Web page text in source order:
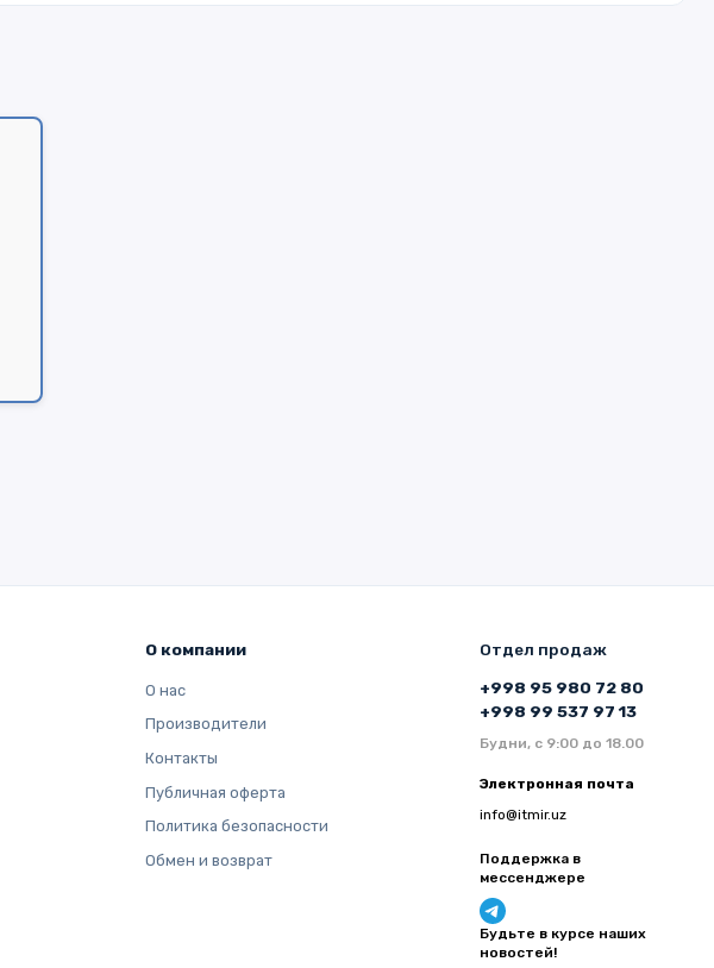
О компании
О нас
Производители
Контакты
Публичная оферта
Политика безопасности
Обмен и возврат
Отдел продаж
+998 95 980 72 80
+998 99 537 97 13
Будни, с 9:00 до 18.00
Электронная почта
info@itmir.uz
Поддержка в
мессенджере
Будьте в курсе наших
новостей!